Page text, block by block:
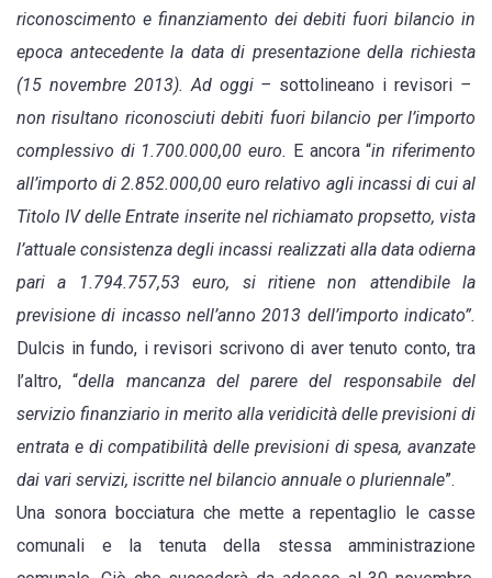
riconoscimento e finanziamento dei debiti fuori bilancio in
epoca antecedente la data di presentazione della richiesta
(15 novembre 2013). Ad oggi – sottolineano i revisori –
non risultano riconosciuti debiti fuori bilancio per l’importo
complessivo di 1.700.000,00 euro. E ancora “in riferimento
all’importo di 2.852.000,00 euro relativo agli incassi di cui al
Titolo IV delle Entrate inserite nel richiamato propsetto, vista
l’attuale consistenza degli incassi realizzati alla data odierna
pari a 1.794.757,53 euro, si ritiene non attendibile la
previsione di incasso nell’anno 2013 dell’importo indicato”.
Dulcis in fundo, i revisori scrivono di aver tenuto conto, tra
l’altro, “della mancanza del parere del responsabile del
servizio finanziario in merito alla veridicità delle previsioni di
entrata e di compatibilità delle previsioni di spesa, avanzate
dai vari servizi, iscritte nel bilancio annuale o pluriennale”.
Una sonora bocciatura che mette a repentaglio le casse
comunali e la tenuta della stessa amministrazione